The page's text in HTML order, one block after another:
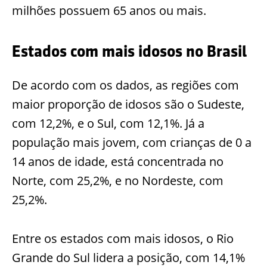
milhões possuem 65 anos ou mais.
Estados com mais idosos no Brasil
De acordo com os dados, as regiões com
maior proporção de idosos são o Sudeste,
com 12,2%, e o Sul, com 12,1%. Já a
população mais jovem, com crianças de 0 a
14 anos de idade, está concentrada no
Norte, com 25,2%, e no Nordeste, com
25,2%.
Entre os estados com mais idosos, o Rio
Grande do Sul lidera a posição, com 14,1%